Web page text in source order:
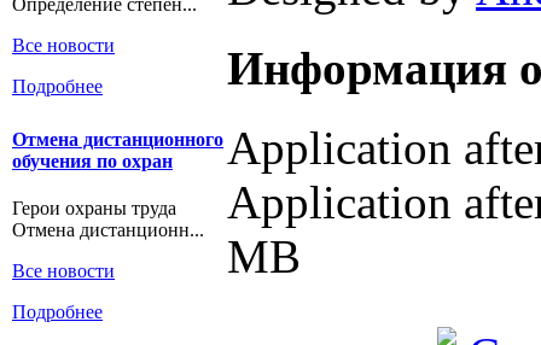
Определение степен...
Все новости
Подробнее
Отмена дистанционного
обучения по охран
Герои охраны труда
Отмена дистанционн...
Все новости
Подробнее
Информация
Application
Application
MB